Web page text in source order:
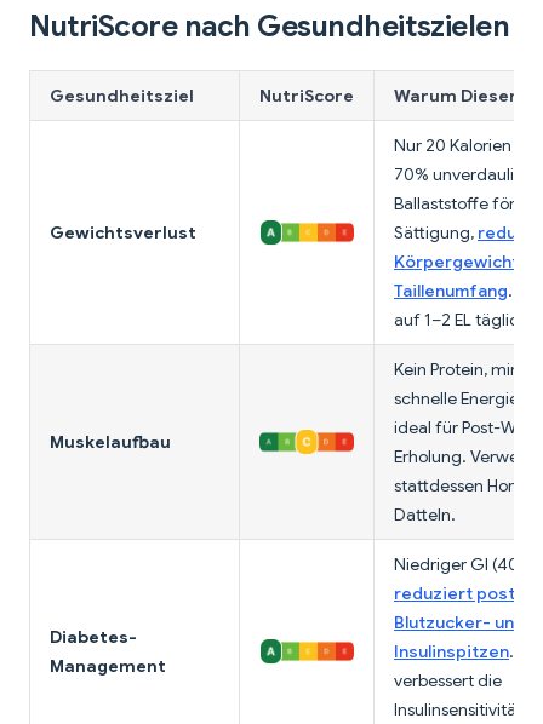
NutriScore nach Gesundheitszielen
Gesundheitsziel NutriScore Warum Dieser
Gewichtsverlust
Nur 20 Kalorien pro
70% unverdauliche
Ballaststoffe
Sättigung,
Körpergewicht
Taillenumfang.
auf 1–2 EL täglich.
Muskelaufbau
Kein Protein,
schnelle Energie.
ideal für Post-
Erholung.
stattdessen Honig
Datteln.
Diabetes-
Management
Niedriger GI (40),
reduziert
Blutzucker- und
Insulinspitzen.
verbessert die
Insulinsensitivität.